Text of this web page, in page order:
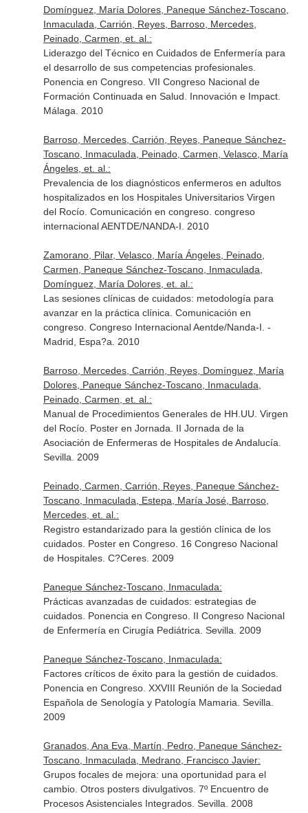
Domínguez, María Dolores, Paneque Sánchez-Toscano,
Inmaculada, Carrión, Reyes, Barroso, Mercedes,
Peinado, Carmen, et. al.:
Liderazgo del Técnico en Cuidados de Enfermería para
el desarrollo de sus competencias profesionales.
Ponencia en Congreso. VII Congreso Nacional de
Formación Continuada en Salud. Innovación e Impact.
Málaga. 2010
Barroso, Mercedes, Carrión, Reyes, Paneque Sánchez-
Toscano, Inmaculada, Peinado, Carmen, Velasco, María
Ángeles, et. al.:
Prevalencia de los diagnósticos enfermeros en adultos
hospitalizados en los Hospitales Universitarios Virgen
del Rocío. Comunicación en congreso. congreso
internacional AENTDE/NANDA-I. 2010
Zamorano, Pilar, Velasco, María Ángeles, Peinado,
Carmen, Paneque Sánchez-Toscano, Inmaculada,
Domínguez, María Dolores, et. al.:
Las sesiones clínicas de cuidados: metodología para
avanzar en la práctica clínica. Comunicación en
congreso. Congreso Internacional Aentde/Nanda-I. -
Madrid, Espa?a. 2010
Barroso, Mercedes, Carrión, Reyes, Domínguez, María
Dolores, Paneque Sánchez-Toscano, Inmaculada,
Peinado, Carmen, et. al.:
Manual de Procedimientos Generales de HH.UU. Virgen
del Rocío. Poster en Jornada. II Jornada de la
Asociación de Enfermeras de Hospitales de Andalucía.
Sevilla. 2009
Peinado, Carmen, Carrión, Reyes, Paneque Sánchez-
Toscano, Inmaculada, Estepa, María José, Barroso,
Mercedes, et. al.:
Registro estandarizado para la gestión clínica de los
cuidados. Poster en Congreso. 16 Congreso Nacional
de Hospitales. C?Ceres. 2009
Paneque Sánchez-Toscano, Inmaculada:
Prácticas avanzadas de cuidados: estrategias de
cuidados. Ponencia en Congreso. II Congreso Nacional
de Enfermería en Cirugía Pediátrica. Sevilla. 2009
Paneque Sánchez-Toscano, Inmaculada:
Factores críticos de éxito para la gestión de cuidados.
Ponencia en Congreso. XXVIII Reunión de la Sociedad
Española de Senología y Patología Mamaria. Sevilla.
2009
Granados, Ana Eva, Martín, Pedro, Paneque Sánchez-
Toscano, Inmaculada, Medrano, Francisco Javier:
Grupos focales de mejora: una oportunidad para el
cambio. Otros posters divulgativos. 7º Encuentro de
Procesos Asistenciales Integrados. Sevilla. 2008